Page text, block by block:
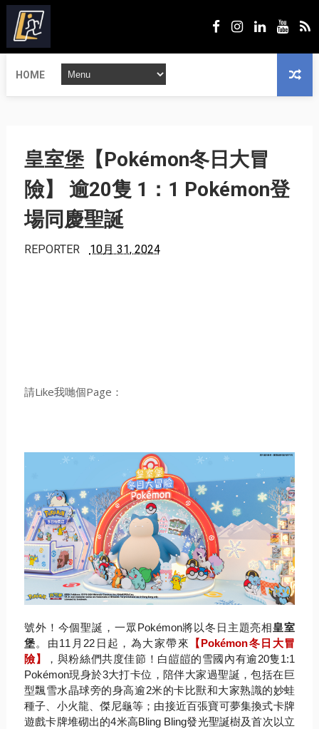
HOME
皇室堡【Pokémon冬日大冒
險】 逾20隻 1：1 Pokémon登
場同慶聖誕
REPORTER 10月 31, 2024
請Like我哋個Page：
號外！今個聖誕，一眾 Pokémon將以冬日主題亮相皇室
堡。由11 月 22 日起，為大家帶來 【Pokémon冬日大冒
險】
，與粉絲們共度佳節！白皚皚的雪國內有逾20隻1:1
Pokémon現身於3大打卡位，陪伴大家過聖誕，包括在巨
型飄雪水晶球旁的身高逾2米的卡比獸和大家熟識的妙蛙
種子、小火龍、傑尼龜等； 由接近百張寶可夢集換式卡牌
遊戲卡牌堆砌出的4米高Bling Bling發光聖誕樹及首次以立